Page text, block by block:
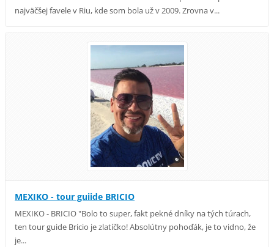
najväčšej favele v Riu, kde som bola už v 2009. Zrovna v...
MEXIKO - tour guiide BRICIO
MEXIKO - BRICIO "Bolo to super, fakt pekné dníky na tých túrach,
ten tour guide Bricio je zlatíčko! Absolútny pohoďák, je to vidno, že
je...